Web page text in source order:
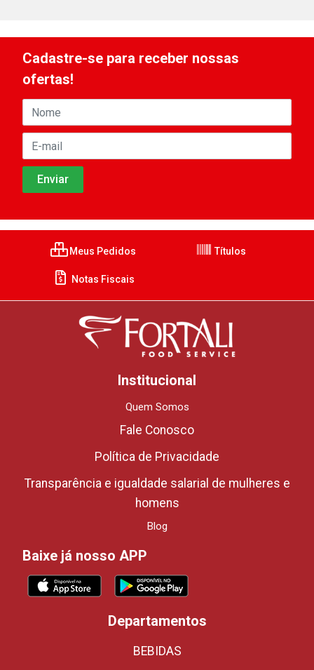
Cadastre-se para receber nossas
ofertas!
Meus Pedidos Títulos
Notas Fiscais
Institucional
Quem Somos
Fale Conosco
Política de Privacidade
Transparência e igualdade salarial de mulheres e
homens
Blog
Baixe já nosso APP
Departamentos
BEBIDAS